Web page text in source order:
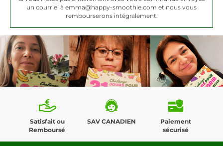
un courriel à emma@happy-smoothie.com et nous vous
rembourserons intégralement.
Satisfait ou
Remboursé
SAV CANADIEN
Paiement
sécurisé